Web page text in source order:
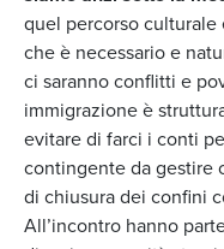
quel percorso
che è necessario e
ci saranno conflitti e
immigrazione è
evitare di farci i conti
contingente da gestire
di chiusura dei confini
All’incontro hanno